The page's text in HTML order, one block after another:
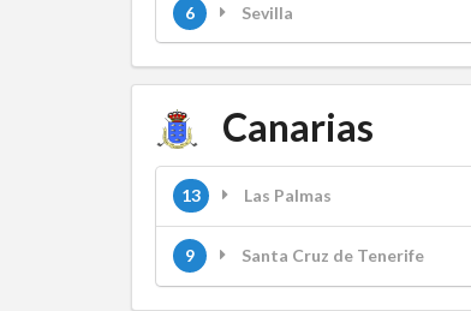
6 Sevilla
Canarias
13 Las Palmas
9 Santa Cruz de Tenerife